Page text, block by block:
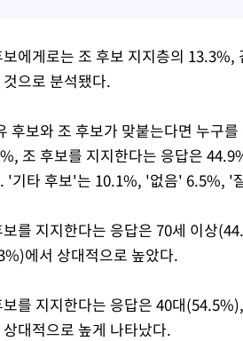
보에게로는 조 후보 지지층의
것으로 분석됐다.
후보와 조 후보가 맞붙는다면 누구
조 후보를 지지한다는 응답은
'기타 후보'는 10.1%, '없음' 6.5%, '
보를 지지한다는 응답은 70세 이상
에서 상대적으로 높았다.
보를 지지한다는 응답은 40대
상대적으로 높게 나타났다.